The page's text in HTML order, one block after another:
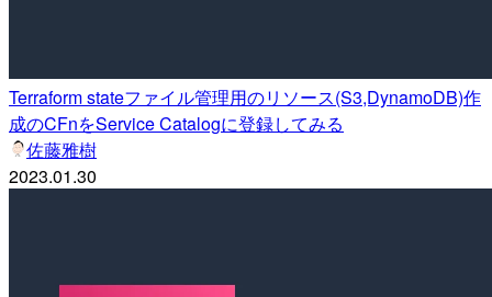
Terraform stateファイル管理用のリソース(S3,DynamoDB)作
成のCFnをService Catalogに登録してみる
佐藤雅樹
2023.01.30